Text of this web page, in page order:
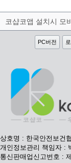
PC버전
상호명 : 한국안전보건
개인정보관리 책임자 :
통신판매업신고번호 :